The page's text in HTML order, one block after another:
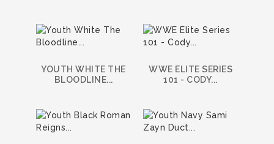
YOUTH WHITE THE
BLOODLINE...
WWE ELITE SERIES
101 - CODY...